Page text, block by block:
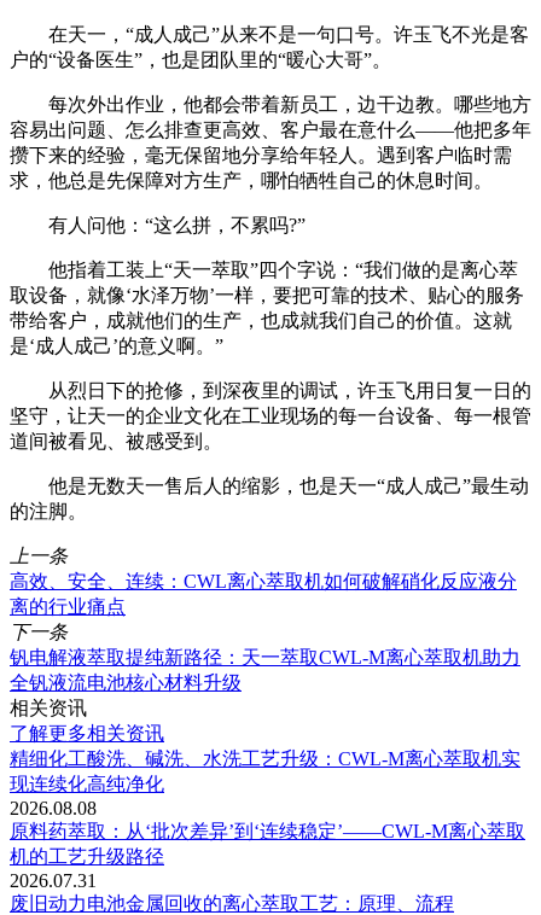
在天一，“成人成己”从来不是一句口号。许玉飞不光是客
户的“设备医生”，也是团队里的“暖心大哥”。
每次外出作业，他都会带着新员工，边干边教。哪些地方
容易出问题、怎么排查更高效、客户最在意什么——他把多年
攒下来的经验，毫无保留地分享给年轻人。遇到客户临时需
求，他总是先保障对方生产，哪怕牺牲自己的休息时间。
有人问他：“这么拼，不累吗?”
他指着工装上“天一萃取”四个字说：“我们做的是离心萃
取设备，就像‘水泽万物’一样，要把可靠的技术、贴心的服务
带给客户，成就他们的生产，也成就我们自己的价值。这就
是‘成人成己’的意义啊。”
从烈日下的抢修，到深夜里的调试，许玉飞用日复一日的
坚守，让天一的企业文化在工业现场的每一台设备、每一根管
道间被看见、被感受到。
他是无数天一售后人的缩影，也是天一“成人成己”最生动
的注脚。
上一条
高效、安全、连续：CWL离心萃取机如何破解硝化反应液分
离的行业痛点
下一条
钒电解液萃取提纯新路径：天一萃取CWL-M离心萃取机助力
全钒液流电池核心材料升级
相关资讯
了解更多相关资讯
精细化工酸洗、碱洗、水洗工艺升级：CWL-M离心萃取机实
现连续化高纯净化
2026.08.08
原料药萃取：从‘批次差异’到‘连续稳定’——CWL-M离心萃取
机的工艺升级路径
2026.07.31
废旧动力电池金属回收的离心萃取工艺：原理、流程